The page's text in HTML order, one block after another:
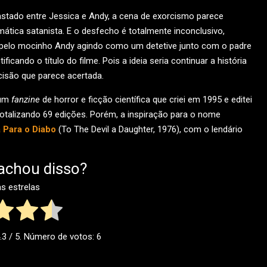
entre Jessica e Andy, a cena de exorcismo parece
satanista. E o desfecho é totalmente inconclusivo,
mocinho Andy agindo como um detetive junto com o padre
o título do filme. Pois a ideia seria continuar a história
que parece acertada.
fanzine de horror e ficção científica que criei em 1995 e editei
69 edições. Porém, a inspiração para o nome
Para o Diabo (To The Devil a Daughter, 1976), com o lendário
disso?
estrelas
/ 5. Número de votos: 6